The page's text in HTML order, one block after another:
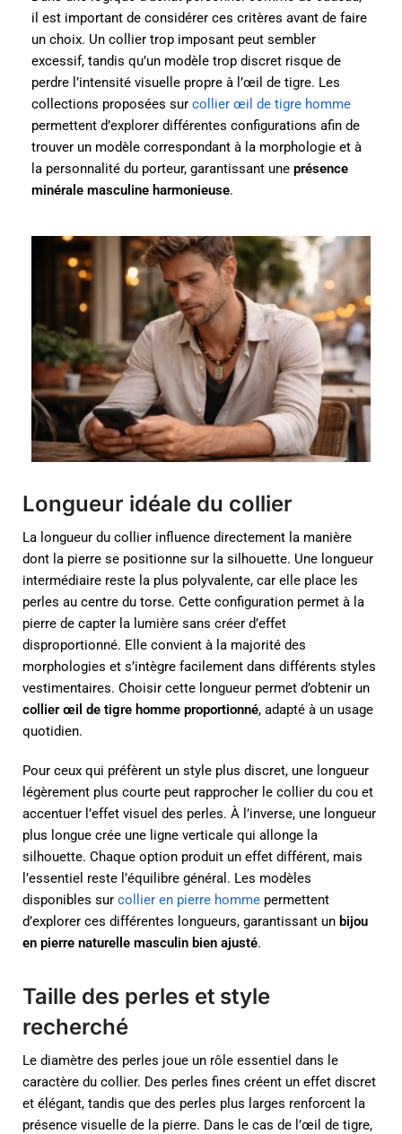
il est important de considérer ces critères avant de faire
un choix. Un collier trop imposant peut sembler
excessif, tandis qu’un modèle trop discret risque de
perdre l’intensité visuelle propre à l’œil de tigre. Les
collections proposées sur collier œil de tigre homme
permettent d’explorer différentes configurations afin de
trouver un modèle correspondant à la morphologie et à
la personnalité du porteur, garantissant une présence
minérale masculine harmonieuse.
Longueur idéale du collier
La longueur du collier influence directement la manière
dont la pierre se positionne sur la silhouette. Une longueur
intermédiaire reste la plus polyvalente, car elle place les
perles au centre du torse. Cette configuration permet à la
pierre de capter la lumière sans créer d’effet
disproportionné. Elle convient à la majorité des
morphologies et s’intègre facilement dans différents styles
vestimentaires. Choisir cette longueur permet d’obtenir un
collier œil de tigre homme proportionné, adapté à un usage
quotidien.
Pour ceux qui préfèrent un style plus discret, une longueur
légèrement plus courte peut rapprocher le collier du cou et
accentuer l’effet visuel des perles. À l’inverse, une longueur
plus longue crée une ligne verticale qui allonge la
silhouette. Chaque option produit un effet différent, mais
l’essentiel reste l’équilibre général. Les modèles
disponibles sur collier en pierre homme permettent
d’explorer ces différentes longueurs, garantissant un bijou
en pierre naturelle masculin bien ajusté.
Taille des perles et style
recherché
Le diamètre des perles joue un rôle essentiel dans le
caractère du collier. Des perles fines créent un effet discret
et élégant, tandis que des perles plus larges renforcent la
présence visuelle de la pierre. Dans le cas de l’œil de tigre,